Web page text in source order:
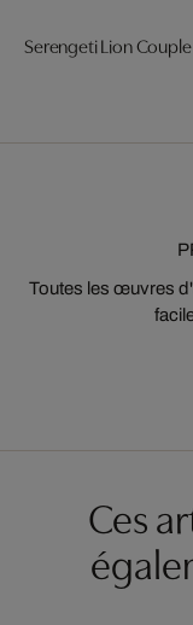
Serengeti Lion Couple
Toutes les œuvres
Ces